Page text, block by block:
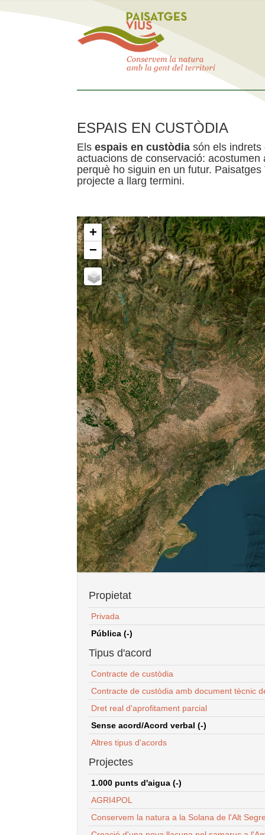
ESPAIS EN CUSTÒDIA
Els espais en custòdia són els indrets
actuacions de conservació:
perquè ho siguin en un futur.
projecte a llarg termini.
+
−
Propietat
Privada
Pública (-)
Tipus d'acord
Contracte de custòdia
Contracte de custòdia amb document tècnic
Dret real d'aprofitament parcial
Sense acord/Acord verbal (-)
Altres tipus d'acords
Projectes
1.000 punts d'aigua (-)
AGRI4POL
Conservem la natura a la Solana de l'Alt